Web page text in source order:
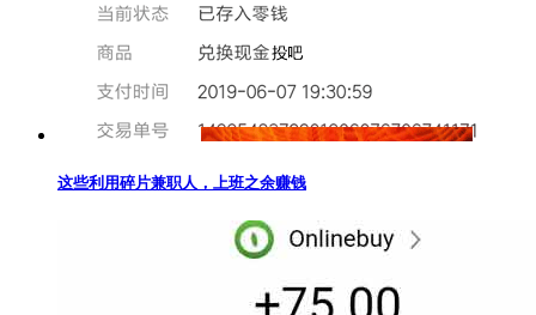
这些利用碎片兼职人，上班之余赚钱